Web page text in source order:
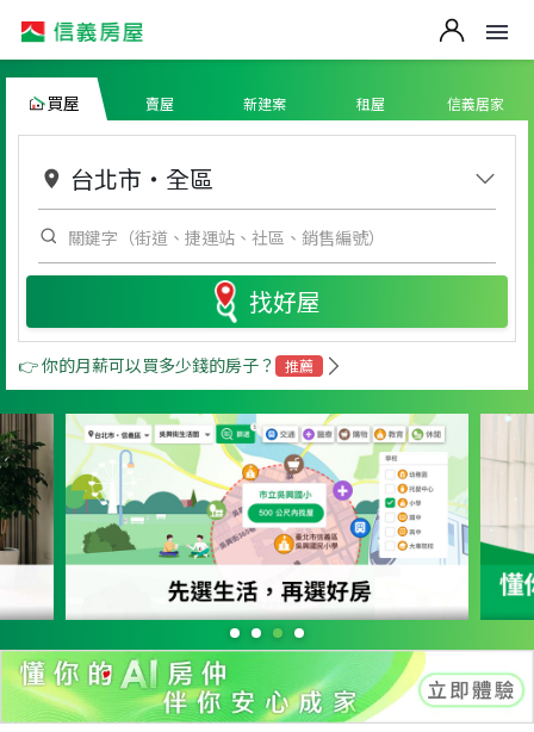
買屋 賣屋 新建案 租屋 信義居家
台北市 ・ 全區
找好屋
👉 你的月薪可以買多少錢的房子？ 推薦